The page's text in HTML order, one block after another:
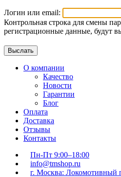
Логин или email:
Контрольная строка для смены
регистрационные данные, будут
О компании
Качество
Новости
Гарантии
Блог
Оплата
Доставка
Отзывы
Контакты
Пн-Пт 9:00–18:00
info@tmshop.ru
г. Москва: Локомотивный